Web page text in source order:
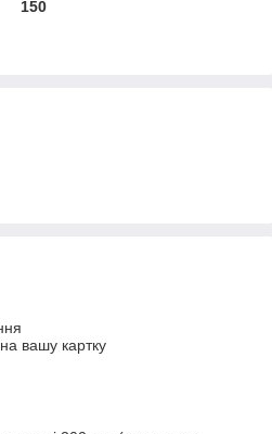
150
вашу картку